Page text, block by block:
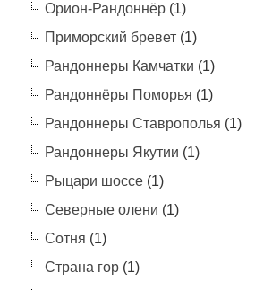
Орион-Рандоннёр(1)
Приморский бревет(1)
Рандоннеры Камчатки (1)
Рандоннёры Поморья (1)
Рандоннеры Ставрополья (1)
Рандоннеры Якутии (1)
Рыцари шоссе(1)
Северные олени (1)
Сотня (1)
Страна гор(1)